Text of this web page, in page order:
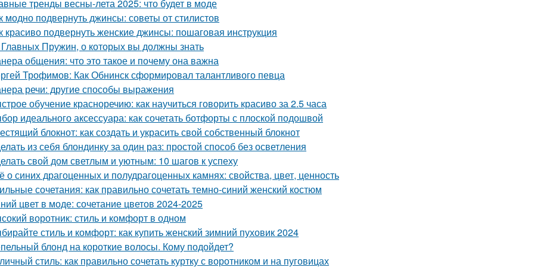
тренды весны-лета 2025: что будет в моде
модно подвернуть джинсы: советы от стилистов
красиво подвернуть женские джинсы: пошаговая инструкция
Пружин, о которых вы должны знать
общения: что это такое и почему она важна
Трофимов: Как Обнинск сформировал талантливого певца
речи: другие способы выражения
обучение красноречию: как научиться говорить красиво за 2.5 часа
идеального аксессуара: как сочетать ботфорты с плоской подошвой
блокнот: как создать и украсить свой собственный блокнот
из себя блондинку за один раз: простой способ без осветления
свой дом светлым и уютным: 10 шагов к успеху
о синих драгоценных и полудрагоценных камнях: свойства, цвет, ценность
сочетания: как правильно сочетать темно-синий женский костюм
цвет в моде: сочетание цветов 2024-2025
воротник: стиль и комфорт в одном
стиль и комфорт: как купить женский зимний пуховик 2024
блонд на короткие волосы. Кому подойдет?
стиль: как правильно сочетать куртку с воротником и на пуговицах